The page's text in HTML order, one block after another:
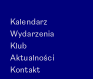
Kalendarz
Wydarzenia
Klub
Aktualności
Kontakt